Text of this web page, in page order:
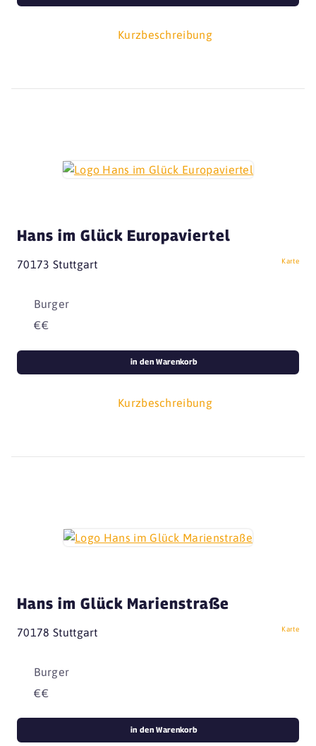
Kurzbeschreibung
Hans im Glück Europaviertel
70173 Stuttgart Karte
Burger
€€
Kurzbeschreibung
in den Warenkorb
Hans im Glück Marienstraße
70178 Stuttgart Karte
Burger
€€
in den Warenkorb